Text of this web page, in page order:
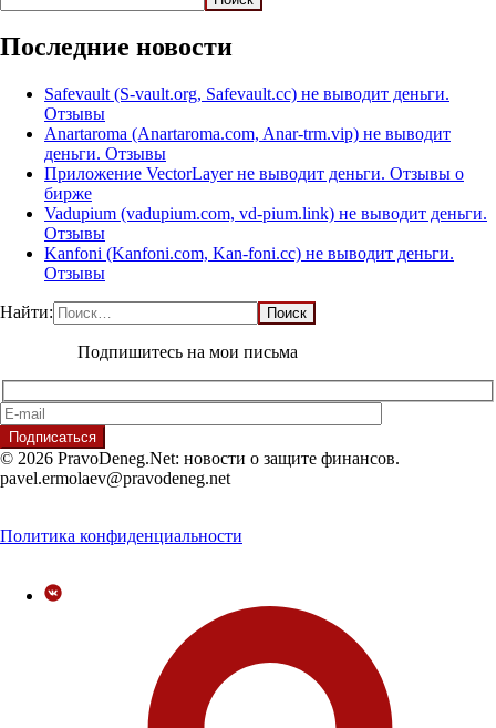
Последние новости
Safevault (S-vault.org, Safevault.cc) не выводит деньги.
Отзывы
Anartaroma (Anartaroma.com, Anar-trm.vip) не выводит
деньги. Отзывы
Приложение VectorLayer не выводит деньги. Отзывы о
бирже
Vadupium (vadupium.com, vd-pium.link) не выводит деньги.
Отзывы
Kanfoni (Kanfoni.com, Kan-foni.cc) не выводит деньги.
Отзывы
Найти:
Подпишитесь на мои письма
© 2026 PravoDeneg.Net: новости о защите финансов.
pavel.ermolaev@pravodeneg.net
Политика конфиденциальности